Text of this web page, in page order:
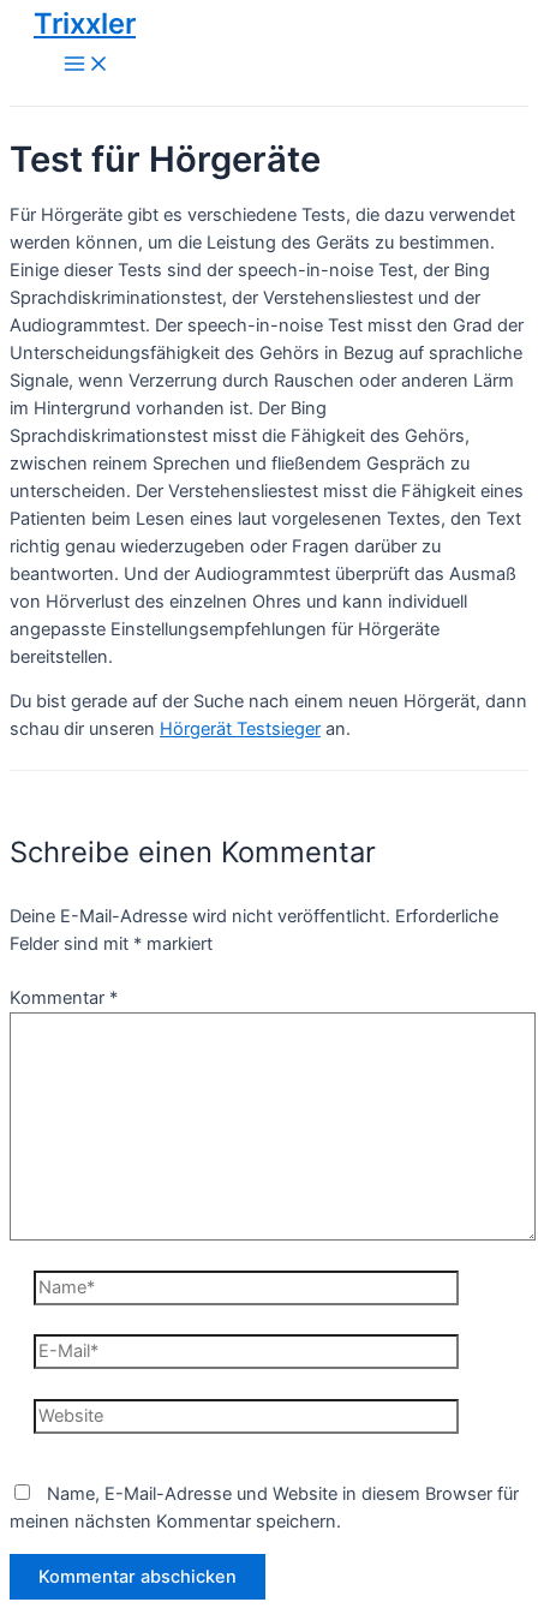
Zum
springen
Trixxler
Main
Menu
Test für Hörgeräte
Für Hörgeräte gibt es verschiedene Tests, die dazu verwendet
werden können, um die Leistung des Geräts zu bestimmen.
Einige dieser Tests sind der speech-in-noise Test, der Bing
Sprachdiskriminationstest, der Verstehensliestest und der
Audiogrammtest. Der speech-in-noise Test misst den Grad der
Unterscheidungsfähigkeit des Gehörs in Bezug auf sprachliche
Signale, wenn Verzerrung durch Rauschen oder anderen Lärm
im Hintergrund vorhanden ist. Der Bing
Sprachdiskrimationstest misst die Fähigkeit des Gehörs,
zwischen reinem Sprechen und fließendem Gespräch zu
unterscheiden. Der Verstehensliestest misst die Fähigkeit eines
Patienten beim Lesen eines laut vorgelesenen Textes, den Text
richtig genau wiederzugeben oder Fragen darüber zu
beantworten. Und der Audiogrammtest überprüft das Ausmaß
von Hörverlust des einzelnen Ohres und kann individuell
angepasste Einstellungsempfehlungen für Hörgeräte
bereitstellen.
Du bist gerade auf der Suche nach einem neuen Hörgerät, dann
schau dir unseren Hörgerät Testsieger an.
Schreibe einen Kommentar
Deine E-Mail-Adresse wird nicht veröffentlicht. Erforderliche
Felder sind mit * markiert
Kommentar *
Name*
E-
Mail*
Website
Name, E-Mail-Adresse und Website in diesem Browser für
meinen nächsten Kommentar speichern.